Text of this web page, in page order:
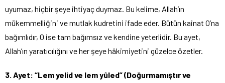
uyumaz, hiçbir şeye ihtiyaç duymaz. Bu kelime, Allah’ın
mükemmelliğini ve mutlak kudretini ifade eder. Bütün kainat O’na
bağımlıdır, O ise tam bağımsız ve kendine yeterlidir. Bu ayet,
Allah’ın yaratıcılığını ve her şeye hâkimiyetini güzelce özetler.
3. Ayet: “Lem yelid ve lem yûled” (Doğurmamıştır ve